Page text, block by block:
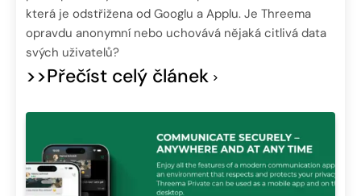
která je odstřižena od Googlu a Applu. Je Threema
opravdu anonymní nebo uchovává nějaká citlivá data
svých uživatelů?
>>Přečíst celý článek